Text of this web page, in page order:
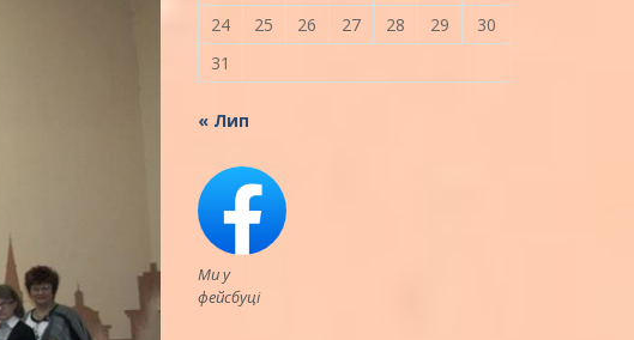
24
25 26 27 28 29
30
31
« Лип
Ми у
фейсбуці